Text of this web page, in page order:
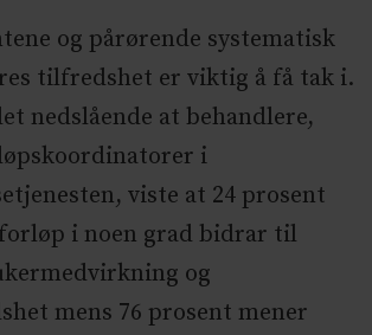
og pårørende systematisk
tilfredshet er viktig å få tak i.
nedslående at behandlere,
i
viste at 24 prosent
i noen grad bidrar til
og
mens 76 prosent mener